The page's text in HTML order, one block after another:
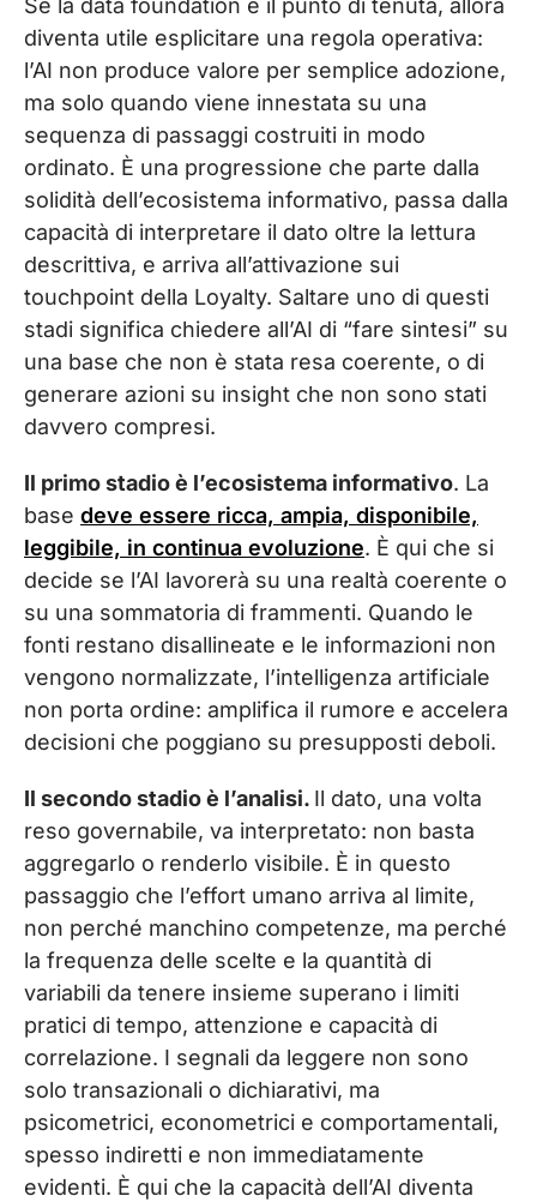
Se la data foundation è il punto di tenuta, allora
diventa utile esplicitare una regola operativa:
l’AI non produce valore per semplice adozione,
ma solo quando viene innestata su una
sequenza di passaggi costruiti in modo
ordinato. È una progressione che parte dalla
solidità dell’ecosistema informativo, passa dalla
capacità di interpretare il dato oltre la lettura
descrittiva, e arriva all’attivazione sui
touchpoint della Loyalty. Saltare uno di questi
stadi significa chiedere all’AI di “fare sintesi” su
una base che non è stata resa coerente, o di
generare azioni su insight che non sono stati
davvero compresi.
Il primo stadio è l’ecosistema informativo. La
base deve essere ricca, ampia, disponibile,
leggibile, in continua evoluzione. È qui che si
decide se l’AI lavorerà su una realtà coerente o
su una sommatoria di frammenti. Quando le
fonti restano disallineate e le informazioni non
vengono normalizzate, l’intelligenza artificiale
non porta ordine: amplifica il rumore e accelera
decisioni che poggiano su presupposti deboli.
Il secondo stadio è l’analisi. Il dato, una volta
reso governabile, va interpretato: non basta
aggregarlo o renderlo visibile. È in questo
passaggio che l’effort umano arriva al limite,
non perché manchino competenze, ma perché
la frequenza delle scelte e la quantità di
variabili da tenere insieme superano i limiti
pratici di tempo, attenzione e capacità di
correlazione. I segnali da leggere non sono
solo transazionali o dichiarativi, ma
psicometrici, econometrici e comportamentali,
spesso indiretti e non immediatamente
evidenti. È qui che la capacità dell’AI diventa